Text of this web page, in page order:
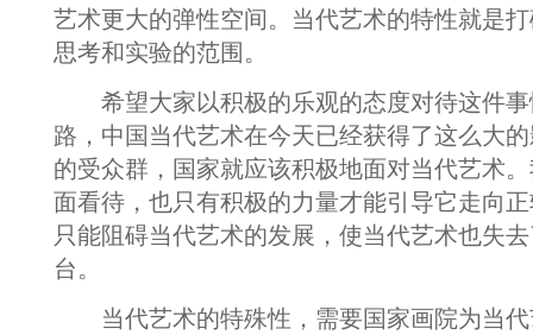
艺术更大的弹性空间。当代艺术的特性就是
思考和实验的范围。
希望大家以积极的乐观的态度对待这件事
路，中国当代艺术在今天已经获得了这么大
的受众群，国家就应该积极地面对当代艺术
面看待，也只有积极的力量才能引导它走向
只能阻碍当代艺术的发展，使当代艺术也失
台。
当代艺术的特殊性，需要国家画院为当代